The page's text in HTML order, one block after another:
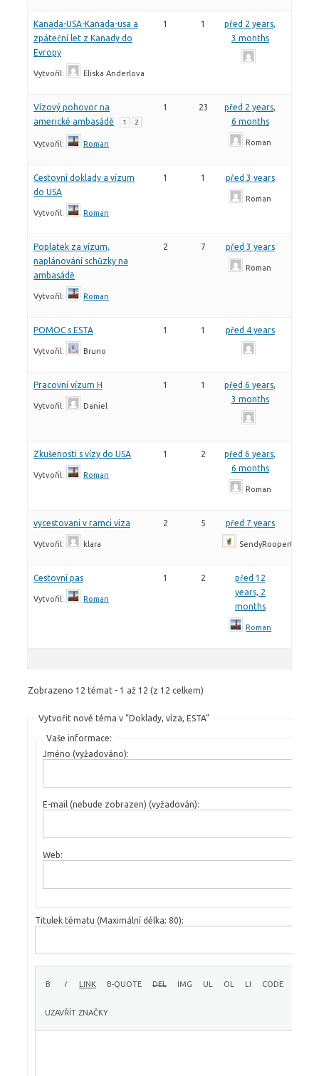
Kanada-USA-Kanada-usa a
zpáteční let z Kanady do
Evropy
Vytvořil: Eliska Anderlova
1 1
před 2 years,
3 months
Vízový pohovor na
americké ambasádě
1 2
Vytvořil: Roman
1 23
před 2 years,
6 months
Roman
Cestovní doklady a vízum
do USA
Vytvořil: Roman
1 1 před 3 years
Roman
Poplatek za vízum,
naplánování schůzky na
ambasádě
Vytvořil: Roman
2 7 před 3 years
Roman
POMOC s ESTA
Vytvořil: Bruno
1 1 před 4 years
Pracovní vízum H
Vytvořil: Daniel
1 1
před 6 years,
3 months
Zkušenosti s vízy do USA
Vytvořil: Roman
1 2
před 6 years,
6 months
Roman
vycestovani v ramci viza
Vytvořil: klara
2 5 před 7 years
SendyRoopert
Cestovní pas
Vytvořil: Roman
1 2
před 12
years, 2
months
Roman
Zobrazeno 12 témat - 1 až 12 (z 12 celkem)
Vytvořit nové téma v “Doklady, víza, ESTA”
Vaše informace:
Jméno (vyžadováno):
E-mail (nebude zobrazen) (vyžadován):
Web:
Titulek tématu (Maximální délka: 80):